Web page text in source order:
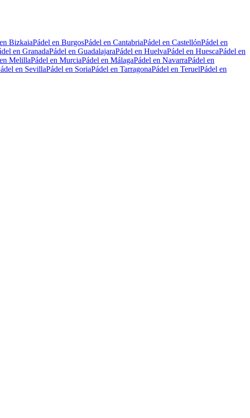
BizkaiaPádel en BurgosPádel en CantabriaPádel en CastellónPádel en
en GranadaPádel en GuadalajaraPádel en HuelvaPádel en HuescaPádel en
MelillaPádel en MurciaPádel en MálagaPádel en NavarraPádel en
en SevillaPádel en SoriaPádel en TarragonaPádel en TeruelPádel en